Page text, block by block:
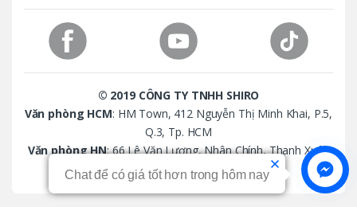
© 2019 CÔNG TY TNHH SHIRO
Văn phòng HCM: HM Town, 412 Nguyễn Thị Minh Khai, P.5,
Q.3, Tp. HCM
Văn phòng HN: 66 Lê Văn Lương, Nhân Chính, Thanh Xuân
Email : cskh.mayinthenhua@gmail.com
Chat để có giá tốt hơn trong hôm nay